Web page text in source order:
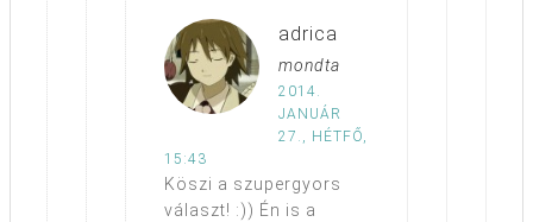
adrica
mondta
2014.
JANUÁR
27., HÉTFŐ,
15:43
Köszi a szupergyors
választ! :)) Én is a